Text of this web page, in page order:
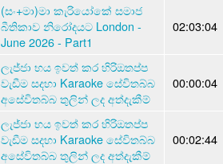
(සං+මා)මා කැරියෝකේ සමාජ
බීතිකාව නිරෝදයට London -
June 2026 - Part1
02:03:04
ලැජ්ජා භය ඉවත් කර හිරිඔතප්ප
වැඩීම සදහා Karaoke සේවිතබ්බ
අසේවිතබ්බ තුලින් ලද අත්දැකීම්
00:00:04
ලැජ්ජා භය ඉවත් කර හිරිඔතප්ප
වැඩීම සදහා Karaoke සේවිතබ්බ
අසේවිතබ්බ තුලින් ලද අත්දැකීම්
00:02:44